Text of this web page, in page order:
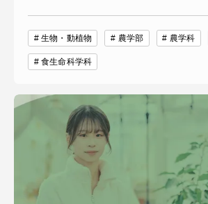
生物・動植物 農学部 農学科
食生命科学科